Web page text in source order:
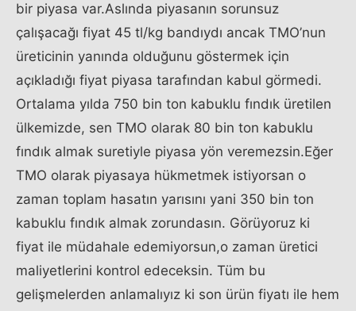
bir piyasa var.Aslında piyasanın sorunsuz
çalışacağı fiyat 45 tl/kg bandıydı ancak TMO’nun
üreticinin yanında olduğunu göstermek için
açıkladığı fiyat piyasa tarafından kabul görmedi.
Ortalama yılda 750 bin ton kabuklu fındık üretilen
ülkemizde, sen TMO olarak 80 bin ton kabuklu
fındık almak suretiyle piyasa yön veremezsin.Eğer
TMO olarak piyasaya hükmetmek istiyorsan o
zaman toplam hasatın yarısını yani 350 bin ton
kabuklu fındık almak zorundasın. Görüyoruz ki
fiyat ile müdahale edemiyorsun,o zaman üretici
maliyetlerini kontrol edeceksin. Tüm bu
gelişmelerden anlamalıyız ki son ürün fiyatı ile hem